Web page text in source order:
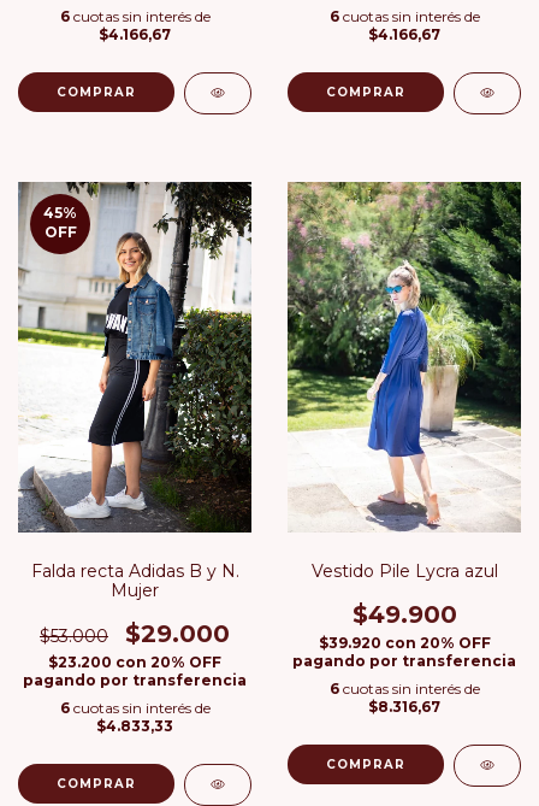
6 cuotas sin interés de
$4.166,67
COMPRAR
6 cuotas sin interés de
$4.166,67
COMPRAR
45%
OFF
Falda recta Adidas B y N.
Mujer
$53.000 $29.000
$23.200 con 20% OFF
pagando por transferencia
6 cuotas sin interés de
$4.833,33
COMPRAR
Vestido Pile Lycra azul
$49.900
$39.920 con 20% OFF
pagando por transferencia
6 cuotas sin interés de
$8.316,67
COMPRAR